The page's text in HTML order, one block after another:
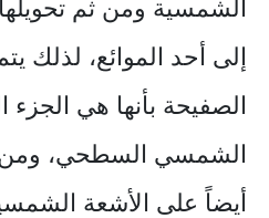
الشمسية ومن ثم
إلى أحد الموائع، لذلك
الصفيحة بأنها هي
الشمسي السطحي، ومن
أيضاً على الأشعة